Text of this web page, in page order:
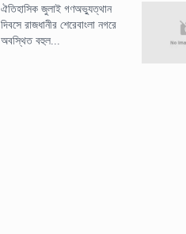
ঐতিহাসিক জুলাই গণঅভ্যুত্থান
দিবসে রাজধানীর শেরেবাংলা নগরে
অবস্থিত বহুল...